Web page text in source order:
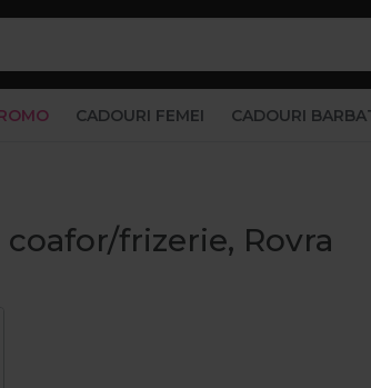
CADOURI FEMEI CADOURI
coafor/frizerie, Rovra